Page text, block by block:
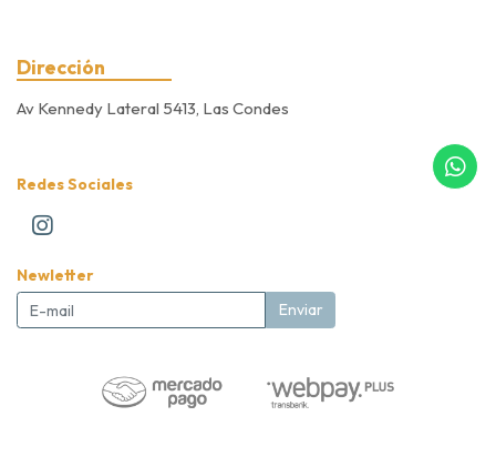
Dirección
Av Kennedy Lateral 5413, Las Condes
Redes Sociales
Newletter
Enviar